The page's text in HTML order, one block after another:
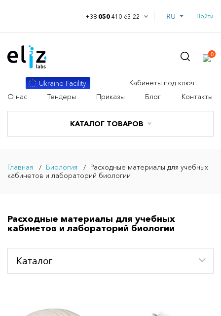
+38 050410-63-22 Войти
КАТАЛОГ ТОВАРОВ
Ukraine Facility
Кабинеты под ключ
О нас
Тендеры Приказы Блог Контакты
0
Главная Биология
Расходные материалы для учебных
кабинетов и лабораторий биологии
Расходные материалы для учебных
кабинетов и лабораторий биологии
Каталог